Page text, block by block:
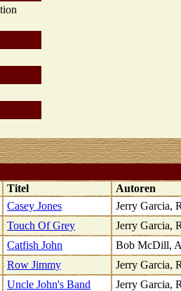
Titel
Autoren
Casey Jones
Jerry Garcia,
Touch Of Grey
Jerry Garcia,
Catfish John
Bob McDill,
Row Jimmy
Jerry Garcia,
Uncle John's Band
Jerry Garcia,